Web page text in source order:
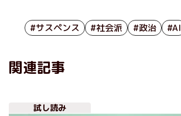
#サスペンス #社会派 #政治 #AI
関連記事
試し読み